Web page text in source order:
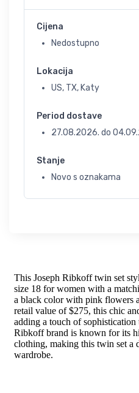
Cijena
Nedostupno
Lokacija
US, TX, Katy
Period dostave
27.08.2026. do
Stanje
Novo s oznakama